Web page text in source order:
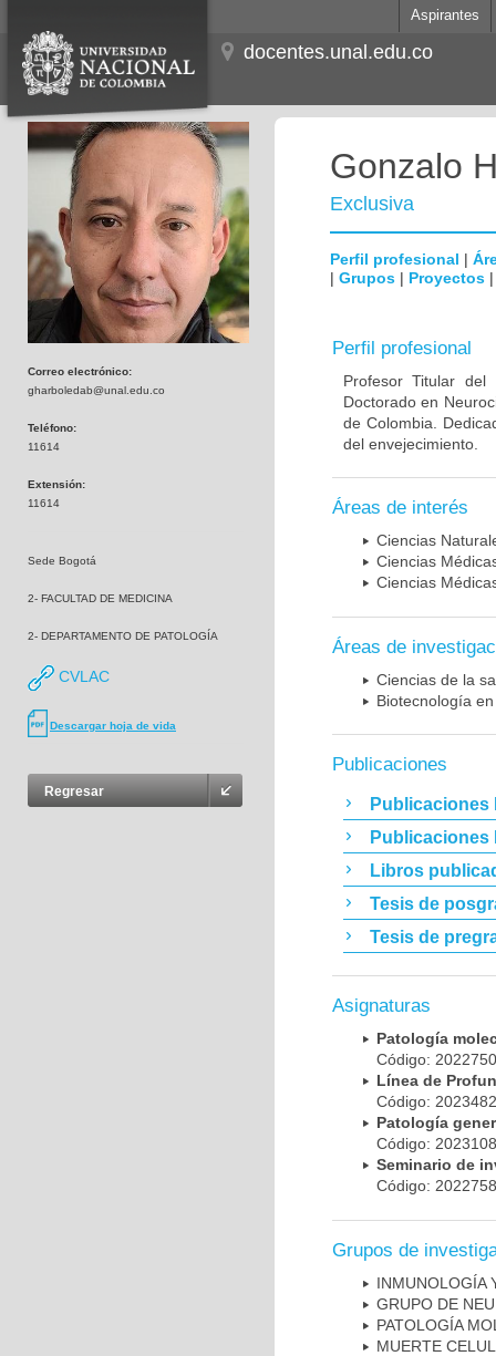
Aspirantes
docentes.unal.edu.co
Correo electrónico:
gharboledab@unal.edu.co
Teléfono:
11614
Extensión:
11614
Sede Bogotá
2- FACULTAD DE MEDICINA
2- DEPARTAMENTO DE PATOLOGÍA
CVLAC
Descargar hoja de vida
Regresar
Gonzalo
Exclusiva
Perfil profesional |
| Grupos | Proyectos
Perfil profesional
Profesor Titular
Doctorado en
de Colombia.
del envejecimiento.
Áreas de interés
Ciencias
Ciencias
Ciencias
Áreas de
Ciencias de la
Biotecnología
Publicaciones
Publicaciones
Publicaciones
Libros
Tesis de
Tesis de
Asignaturas
Patología
Código:
Línea de
Código:
Patología
Código:
Seminario de
Código:
Grupos de
INMUNOLOGÍA
GRUPO DE
PATOLOGÍA
MUERTE